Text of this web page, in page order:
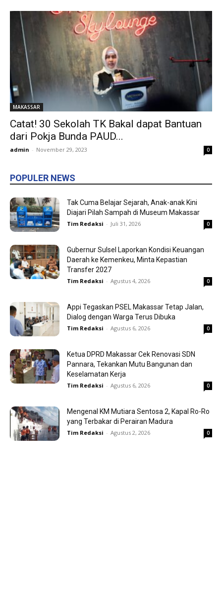
MAKASSAR
Catat! 30 Sekolah TK Bakal dapat Bantuan
dari Pokja Bunda PAUD...
admin - November 29, 2023 0
POPULER NEWS
Tak Cuma Belajar Sejarah, Anak-anak Kini
Diajari Pilah Sampah di Museum Makassar
Tim Redaksi - Juli 31, 2026 0
Gubernur Sulsel Laporkan Kondisi Keuangan
Daerah ke Kemenkeu, Minta Kepastian
Transfer 2027
Tim Redaksi - Agustus 4, 2026 0
Appi Tegaskan PSEL Makassar Tetap Jalan,
Dialog dengan Warga Terus Dibuka
Tim Redaksi - Agustus 6, 2026 0
Ketua DPRD Makassar Cek Renovasi SDN
Pannara, Tekankan Mutu Bangunan dan
Keselamatan Kerja
Tim Redaksi - Agustus 6, 2026 0
Mengenal KM Mutiara Sentosa 2, Kapal Ro-Ro
yang Terbakar di Perairan Madura
Tim Redaksi - Agustus 2, 2026 0